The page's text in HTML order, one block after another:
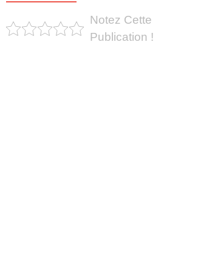
Notez Cette
Publication !